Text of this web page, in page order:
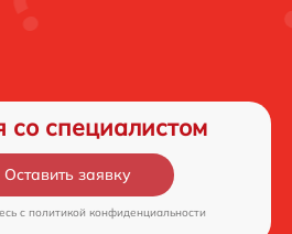
со специалистом
Оставить заявку
c политикой конфиденциальности